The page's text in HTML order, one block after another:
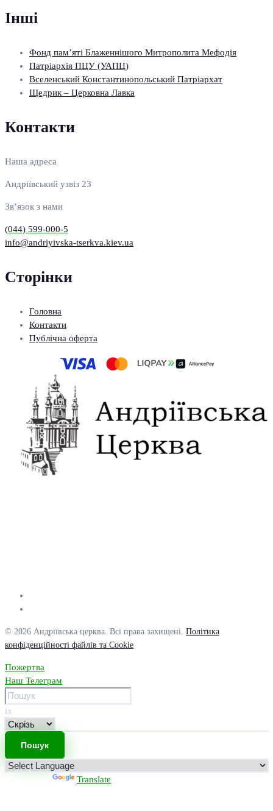
Інші
Фонд пам’яті Блаженнішого Митрополита Мефодія
Патріархія ПЦУ (УАПЦ)
Вселенський Константинопольський Патріархат
Щедрик – Церковна Лавка
Контакти
Наша адреса
Андріївський узвіз 23
Зв’язок з нами
(044) 599-000-5
info@andriyivska-tserkva.kiev.ua
Сторінки
Головна
Контакти
Публічна оферта
© 2026 Андріївська церква. Всі права захищені. Політика
конфіденційності файлів та Cookie
Пожертва
Наш Телеграм
із
Translate